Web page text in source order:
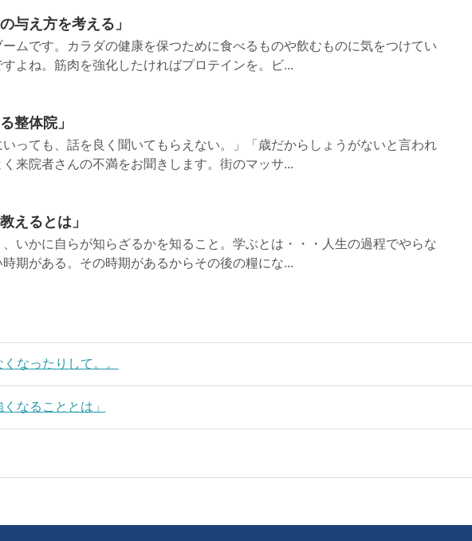
与え方を考える」
ムです。カラダの健康を保つために食べるものや飲むものに気をつけてい
よね。筋肉を強化したければプロテインを。ビ...
整体院」
いっても、話を良く聞いてもらえない。」「歳だからしょうがないと言われ
来院者さんの不満をお聞きします。街のマッサ...
えるとは」
いかに自らが知らざるかを知ること。学ぶとは・・・人生の過程でやらな
時期がある。その時期があるからその後の糧にな...
なったりして。。
くなることとは」